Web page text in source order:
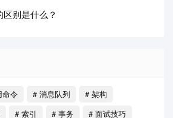
别是什么？
命令 # 消息队列
# 架构
# 索引 # 事务 # 面试技巧